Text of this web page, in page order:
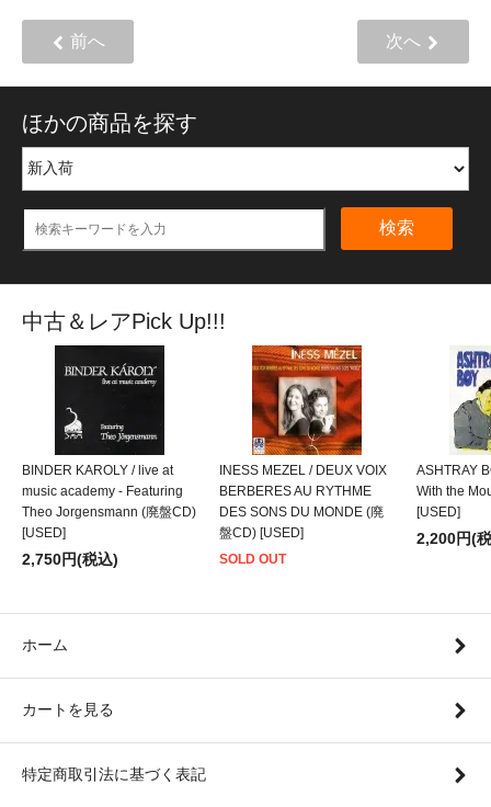
前へ 次へ
ほかの商品を探す
検索
中古＆レアPick Up!!!
BINDER KAROLY / live at
music academy - Featuring
Theo Jorgensmann (廃盤CD)
[USED]
2,750円(税込)
INESS MEZEL / DEUX VOIX
BERBERES AU RYTHME
DES SONS DU MONDE (廃
盤CD) [USED]
SOLD OUT
ASHTRAY
With the
[USED]
2,200円(
ホーム
カートを見る
特定商取引法に基づく表記